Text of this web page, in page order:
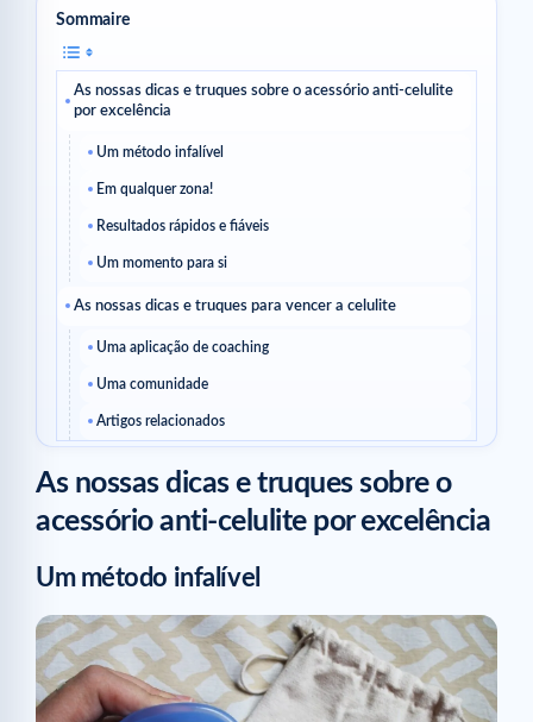
Sommaire
As nossas dicas e truques sobre o acessório anti-celulite
por excelência
Um método infalível
Em qualquer zona!
Resultados rápidos e fiáveis
Um momento para si
As nossas dicas e truques para vencer a celulite
Uma aplicação de coaching
Uma comunidade
Artigos relacionados
As nossas dicas e truques sobre o
acessório anti-celulite por excelência
Um método infalível